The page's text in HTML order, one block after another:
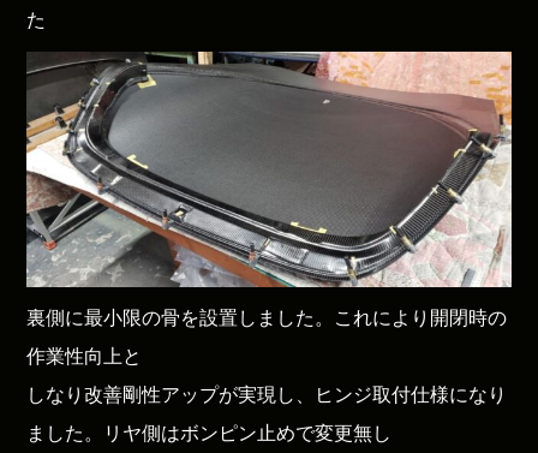
た
裏側に最小限の骨を設置しました。これにより開閉時の
作業性向上と
しなり改善剛性アップが実現し、ヒンジ取付仕様になり
ました。リヤ側はボンピン止めで変更無し